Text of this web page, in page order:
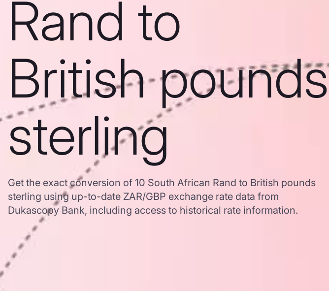
Rand to
British pounds
sterling
Get the exact conversion of 10 South African Rand to British pounds
sterling using up-to-date ZAR/GBP exchange rate data from
Dukascopy Bank, including access to historical rate information.